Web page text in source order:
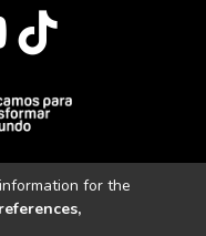
del Carchi
for the